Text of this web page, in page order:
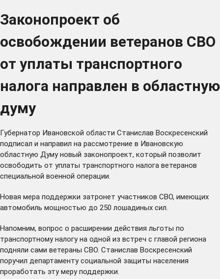
Законопроект об
освобождении ветеранов СВО
от уплаты транспортного
налога направлен в областную
думу
Губернатор Ивановской области Станислав Воскресенский
подписал и направил на рассмотрение в Ивановскую
областную Думу новый законопроект, который позволит
освободить от уплаты транспортного налога ветеранов
специальной военной операции.
Новая мера поддержки затронет участников СВО, имеющих
автомобиль мощностью до 250 лошадиных сил.
Напомним, вопрос о расширении действия льготы по
транспортному налогу на одной из встреч с главой региона
подняли сами ветераны СВО. Станислав Воскресенский
поручил департаменту социальной защиты населения
проработать эту меру поддержки.